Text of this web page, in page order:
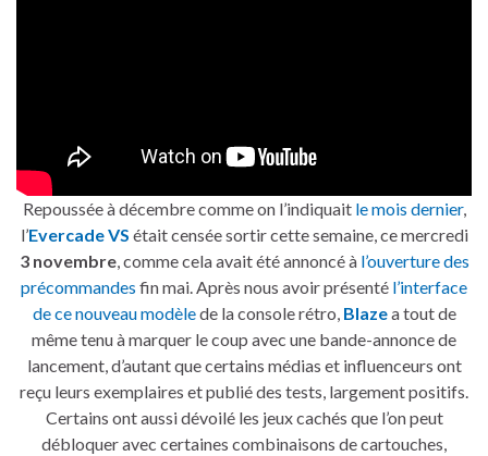
Repoussée à décembre comme on l’indiquait le mois dernier,
l’Evercade VS était censée sortir cette semaine, ce mercredi
3 novembre, comme cela avait été annoncé à l’ouverture des
précommandes fin mai. Après nous avoir présenté l’interface
de ce nouveau modèlede la console rétro, Blazea tout de
même tenu à marquer le coup avec une bande-annonce de
lancement, d’autant que certains médias et influenceurs ont
reçu leurs exemplaires et publié des tests, largement positifs.
Certains ont aussi dévoilé les jeux cachés que l’on peut
débloquer avec certaines combinaisons de cartouches,